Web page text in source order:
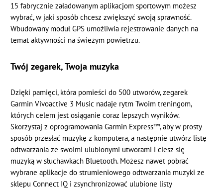
15 fabrycznie załadowanym aplikacjom sportowym możesz
wybrać, w jaki sposób chcesz zwiększyć swoją sprawność.
Wbudowany moduł GPS umożliwia rejestrowanie danych na
temat aktywności na świeżym powietrzu.
Twój zegarek, Twoja muzyka
Dzięki pamięci, która pomieści do 500 utworów, zegarek
Garmin Vivoactive 3 Music nadaje rytm Twoim treningom,
których celem jest osiąganie coraz lepszych wyników.
Skorzystaj z oprogramowania Garmin Express™, aby w prosty
sposób przesłać muzykę z komputera, a następnie utwórz listę
odtwarzania ze swoimi ulubionymi utworami i ciesz się
muzyką w słuchawkach Bluetooth. Możesz nawet pobrać
wybrane aplikacje do strumieniowego odtwarzania muzyki ze
sklepu Connect IQ i zsynchronizować ulubione listy